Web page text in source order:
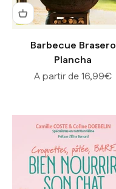
Barbecue Brasero
Plancha
Prix de vente
A partir de 16,99€